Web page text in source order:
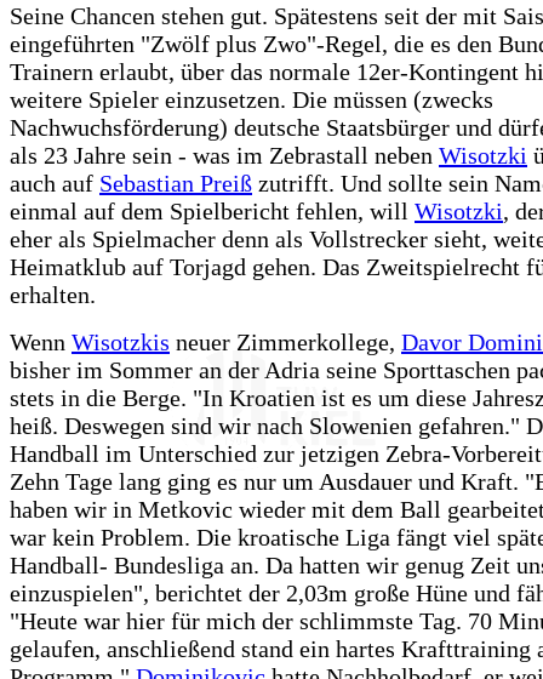
Seine Chancen stehen gut. Spätestens seit der mit
eingeführten "Zwölf plus Zwo"-Regel, die es den
Trainern erlaubt, über das normale 12er-Kontingent
weitere Spieler einzusetzen. Die müssen (zwecks
Nachwuchsförderung) deutsche Staatsbürger und
als 23 Jahre sein - was im Zebrastall neben Wisotzki
auch auf Sebastian Preiß zutrifft. Und sollte sein
einmal auf dem Spielbericht fehlen, will Wisotzki,
eher als Spielmacher denn als Vollstrecker sieht,
Heimatklub auf Torjagd gehen. Das Zweitspielrecht
erhalten.
Wenn Wisotzkis neuer Zimmerkollege, Davor
bisher im Sommer an der Adria seine Sporttaschen
stets in die Berge. "In Kroatien ist es um diese
heiß. Deswegen sind wir nach Slowenien gefahren."
Handball im Unterschied zur jetzigen Zebra-
Zehn Tage lang ging es nur um Ausdauer und Kraft.
haben wir in Metkovic wieder mit dem Ball
war kein Problem. Die kroatische Liga fängt viel
Handball- Bundesliga an. Da hatten wir genug Zeit
einzuspielen", berichtet der 2,03m große Hüne und
"Heute war hier für mich der schlimmste Tag. 70
gelaufen, anschließend stand ein hartes Krafttraining